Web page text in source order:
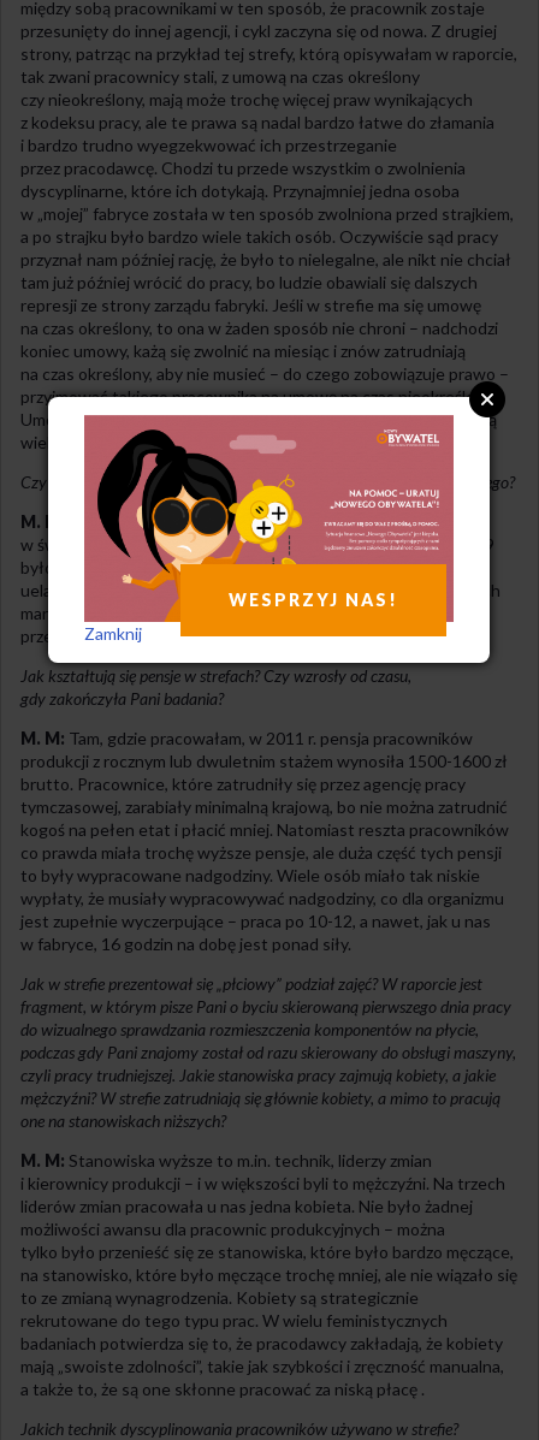
między sobą pracownikami w ten sposób, że pracownik zostaje
przesunięty do innej agencji, i cykl zaczyna się od nowa. Z drugiej
strony, patrząc na przykład tej strefy, którą opisywałam w raporcie,
tak zwani pracownicy stali, z umową na czas określony
czy nieokreślony, mają może trochę więcej praw wynikających
z kodeksu pracy, ale te prawa są nadal bardzo łatwe do złamania
i bardzo trudno wyegzekwować ich przestrzeganie
przez pracodawcę. Chodzi tu przede wszystkim o zwolnienia
dyscyplinarne, które ich dotykają. Przynajmniej jedna osoba
w „mojej” fabryce została w ten sposób zwolniona przed strajkiem,
a po strajku było bardzo wiele takich osób. Oczywiście sąd pracy
przyznał nam później rację, że było to nielegalne, ale nikt nie chciał
tam już później wrócić do pracy, bo ludzie obawiali się dalszych
represji ze strony zarządu fabryki. Jeśli w strefie ma się umowę
na czas określony, to ona w żaden sposób nie chroni – nadchodzi
koniec umowy, każą się zwolnić na miesiąc i znów zatrudniają
na czas określony, aby nie musieć – do czego zobowiązuje prawo –
przyjmować takiego pracownika na umowę na czas nieokreślony.
Umowy kodeksowe też tracą tu swoją moc, bo pracodawcy mają
wielką siłę, by łamać w Polsce prawo.
Czy jest możliwość „awansu” z pracownika tymczasowego na etatowego?
M. M:
Wydaje mi się, że obecnie jest to jeszcze trudniejsze
w świetle pokryzysowej redukcji zatrudnienia. Do lat 2008-2009
było to bardziej prawdopodobne, ale teraz wciąż postępuje
uelastycznienie, jeszcze łatwiej jest agencjom dokonywać takich
manipulacji, by pracownicy później (lub wcale) zostawali przejęci
przez pracodawcę-użytkownika.
Jak kształtują się pensje w strefach? Czy wzrosły od czasu,
gdy zakończyła Pani badania?
M. M: Tam, gdzie pracowałam, w 2011 r. pensja pracowników
produkcji z rocznym lub dwuletnim stażem wynosiła 1500-1600 zł
brutto. Pracownice, które zatrudniły się przez agencję pracy
tymczasowej, zarabiały minimalną krajową, bo nie można zatrudnić
kogoś na pełen etat i płacić mniej. Natomiast reszta pracowników
co prawda miała trochę wyższe pensje, ale duża część tych pensji
to były wypracowane nadgodziny. Wiele osób miało tak niskie
wypłaty, że musiały wypracowywać nadgodziny, co dla organizmu
jest zupełnie wyczerpujące – praca po 10-12, a nawet, jak u nas
w fabryce, 16 godzin na dobę jest ponad siły.
Jak w strefie prezentował się „płciowy” podział zajęć? W raporcie jest
fragment, w którym pisze Pani o byciu skierowaną pierwszego dnia pracy
do wizualnego sprawdzania rozmieszczenia komponentów na płycie,
podczas gdy Pani znajomy został od razu skierowany do obsługi maszyny,
czyli pracy trudniejszej. Jakie stanowiska pracy zajmują kobiety, a jakie
mężczyźni? W strefie zatrudniają się głównie kobiety, a mimo to pracują
one na stanowiskach niższych?
M. M: Stanowiska wyższe to m.in. technik, liderzy zmian
i kierownicy produkcji – i w większości byli to mężczyźni. Na trzech
liderów zmian pracowała u nas jedna kobieta. Nie było żadnej
możliwości awansu dla pracownic produkcyjnych – można
tylko było przenieść się ze stanowiska, które było bardzo męczące,
na stanowisko, które było męczące trochę mniej, ale nie wiązało się
to ze zmianą wynagrodzenia. Kobiety są strategicznie
rekrutowane do tego typu prac. W wielu feministycznych
badaniach potwierdza się to, że pracodawcy zakładają, że kobiety
mają „swoiste zdolności”, takie jak szybkości i zręczność manualna,
a także to, że są one skłonne pracować za niską płacę .
Jakich technik dyscyplinowania pracowników używano w strefie?
WESPRZYJ NAS!
Zamknij